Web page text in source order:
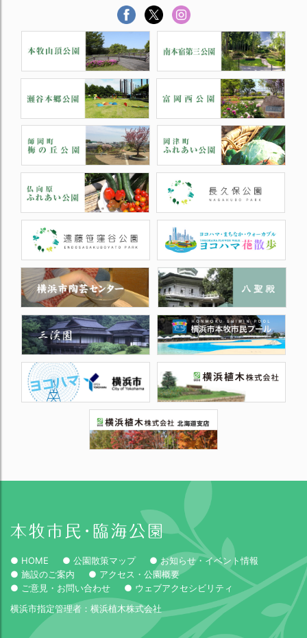
● HOME ● 公園散策マップ
● お知らせ・イベント情報
● 施設のご案内
● アクセス・公園概要
● ご意見・お問い合わせ
● ウェブアクセシビリティ
横浜市指定管理者：横浜植木株式会社